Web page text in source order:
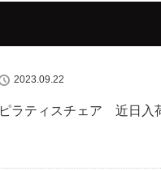
2023.09.22
ピラティスチェア 近日入